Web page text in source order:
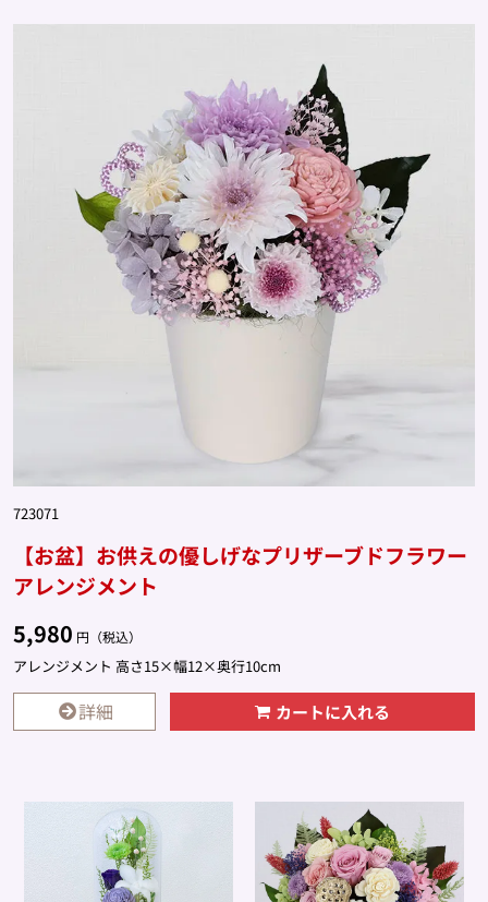
723071
【お盆】お供えの優しげなプリザーブドフラワー
アレンジメント
5,980 円（税込）
アレンジメント 高さ15×幅12×奥行10cm
詳細 カートに入れる